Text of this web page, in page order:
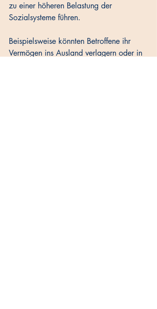
zu einer höheren Belastung der
Sozialsysteme führen.
Beispielsweise könnten Betroffene ihr
Vermögen ins Ausland verlagern oder in